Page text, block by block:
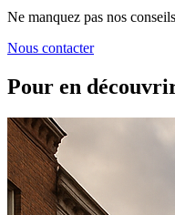
Ne manquez pas nos
Nous contacter
Pour en